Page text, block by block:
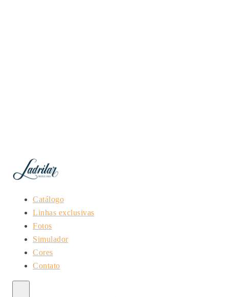
Catálogo
Linhas exclusivas
Fotos
Simulador
Cores
Contato